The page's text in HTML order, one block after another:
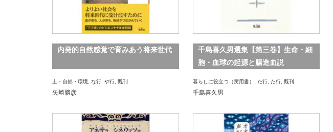
内発的自然感覚で育みあう将来世代
土・自然・環境, な行, や行, 既刊
矢﨑勝彦
千島喜久男選集【第三巻】生命・細
胞・血球の起源と腸造血説
暮らしに役立つ（実用書） , た行, た行, 既刊
千島喜久男